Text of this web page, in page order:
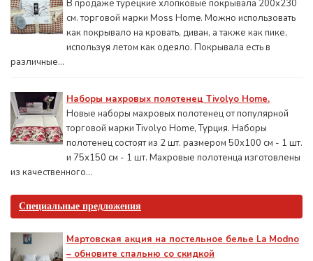
В продаже турецкие хлопковые покрывала 200x230
см. торговой марки Moss Home. Можно использовать
как покрывало на кровать, диван, а также как пике,
используя летом как одеяло. Покрывала есть в
различные...
Наборы махровых полотенец Tivolyo Home.
Новые наборы махровых полотенец от популярной
торговой марки Tivolyo Home, Турция. Наборы
полотенец состоят из 2 шт. размером 50x100 см - 1 шт.
и 75х150 см - 1 шт. Махровые полотенца изготовлены
из качественного...
Специальные предложения
Мартовская акция на постельное белье La Modno
– обновите спальню со скидкой